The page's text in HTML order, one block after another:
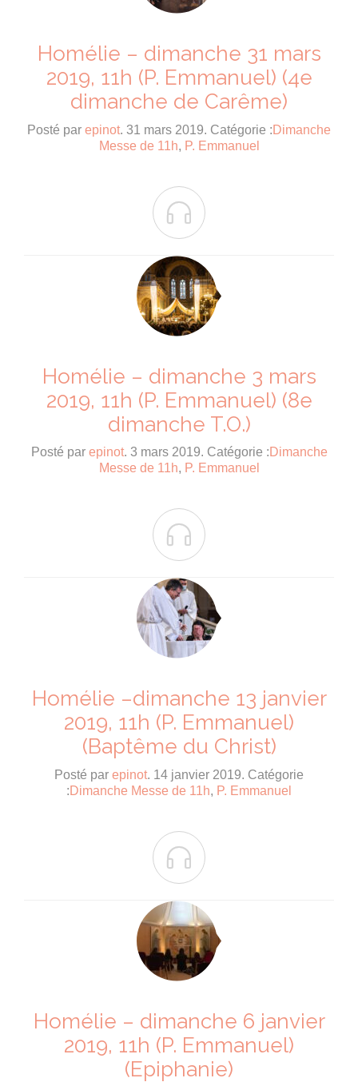
Homélie – dimanche 31 mars
2019, 11h (P. Emmanuel) (4e
dimanche de Carême)
Posté par epinot. 31 mars 2019. Catégorie : Dimanche
Messe de 11h, P. Emmanuel

Homélie – dimanche 3 mars
2019, 11h (P. Emmanuel) (8e
dimanche T.O.)
Posté par epinot. 3 mars 2019. Catégorie : Dimanche
Messe de 11h, P. Emmanuel

Homélie –dimanche 13 janvier
2019, 11h (P. Emmanuel)
(Baptême du Christ)
Posté par epinot. 14 janvier 2019. Catégorie
: Dimanche Messe de 11h, P. Emmanuel

Homélie – dimanche 6 janvier
2019, 11h (P. Emmanuel)
(Epiphanie)